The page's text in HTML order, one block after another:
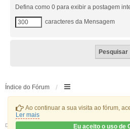
Ao continuar a sua visita ao fórum,
Ler mais
Eu aceito o uso de
Defina como 0 para exibir a postagem
caracteres da Mensagem
Índice do Fórum
Desenvolvido por ® Forum Software © phpBB